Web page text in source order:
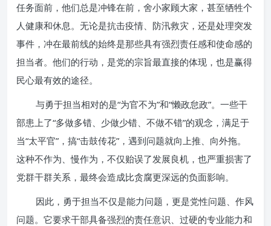
任务面前，他们总是冲锋在前，舍小家顾大家，甚至牺牲个
人健康和休息。无论是抗击疫情、防汛救灾，还是处理突发
事件，冲在最前线的始终是那些具有强烈责任感和使命感的
担当者。他们的行动，是党的宗旨最直接的体现，也是赢得
民心最有效的途径。
与勇于担当相对的是“为官不为”和“懒政怠政”。一些干
部患上了“多做多错、少做少错、不做不错”的观念，满足于
当“太平官”，搞“击鼓传花”，遇到问题就向上推、向外拖。
这种不作为、慢作为，不仅贻误了发展良机，也严重损害了
党群干群关系，最终会造成比贪腐更深远的负面影响。
因此，勇于担当不仅是能力问题，更是党性问题、作风
问题。它要求干部具备强烈的责任意识、过硬的专业能力和